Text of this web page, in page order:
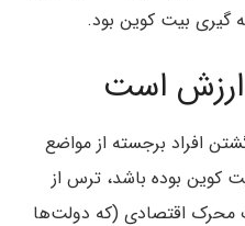
گیری بیت کوین بود.
است
افراد برجسته از مواضع
کوین بوده باشد، ترس از
محرک اقتصادی (که دولت‌ها